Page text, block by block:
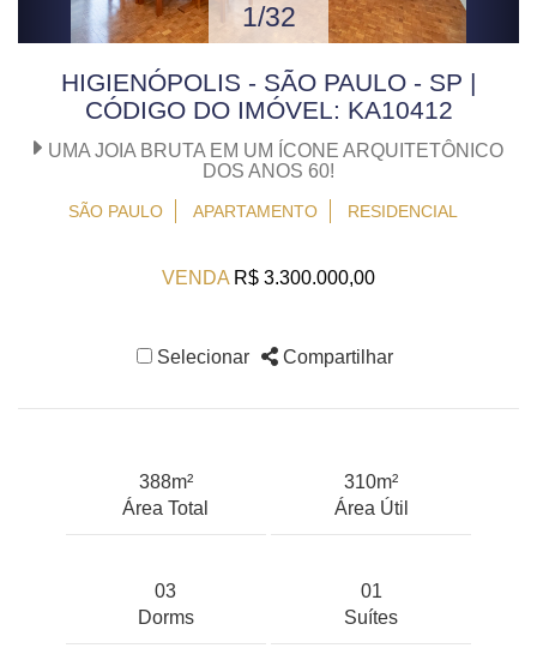
1/32
HIGIENÓPOLIS - SÃO PAULO - SP |
CÓDIGO DO IMÓVEL: KA10412
UMA JOIA BRUTA EM UM ÍCONE ARQUITETÔNICO
DOS ANOS 60!
SÃO PAULO APARTAMENTO RESIDENCIAL
VENDA R$ 3.300.000,00
Selecionar Compartilhar
388m²
Área Total
310m²
Área Útil
03
Dorms
01
Suítes